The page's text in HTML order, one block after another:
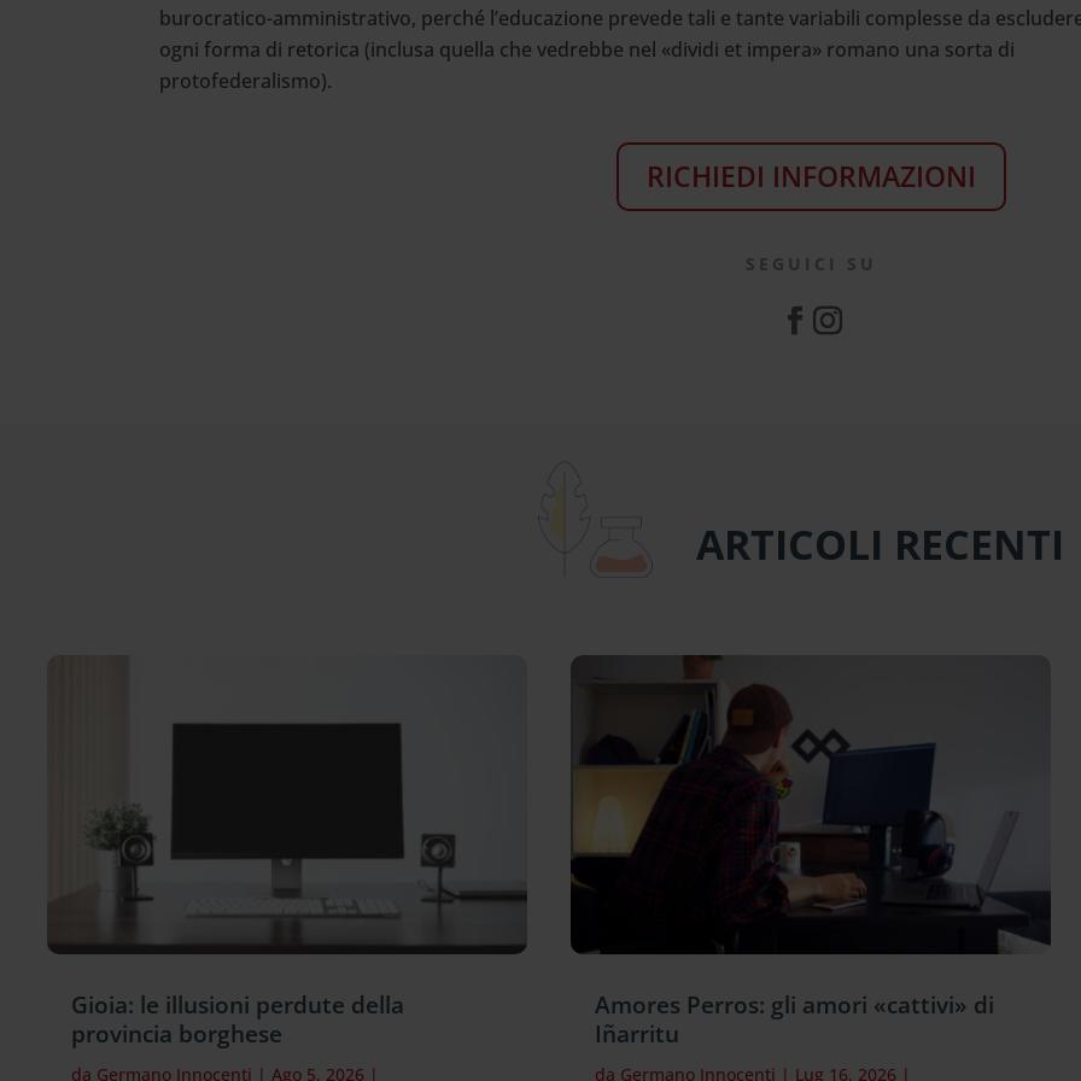
burocratico-amministrativo, perché l’educazione prevede tali e tante variabili complesse da
ogni forma di retorica (inclusa quella che vedrebbe nel «dividi et impera» romano una sorta di
protofederalismo).
RICHIEDI INFORMAZIONI
SEGUICI SU
ARTICOLI RECENTI
Gioia: le illusioni perdute della
provincia borghese
da Germano Innocenti |Ago 5, 2026 |
Amores Perros: gli amori «cattivi» di
Iñarritu
da Germano Innocenti | Lug 16, 2026 |